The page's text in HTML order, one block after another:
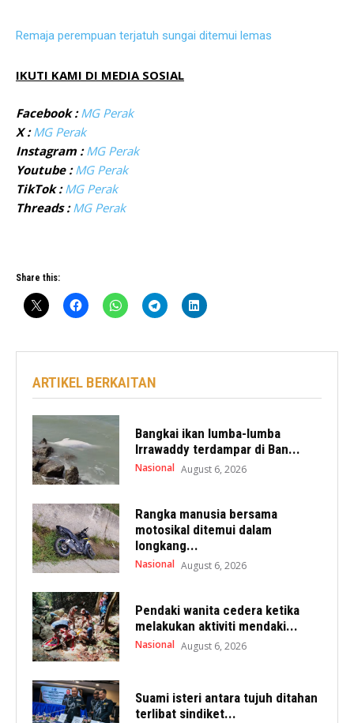
Remaja perempuan terjatuh sungai ditemui lemas
IKUTI KAMI DI MEDIA SOSIAL
Facebook : MG Perak
X : MG Perak
Instagram : MG Perak
Youtube : MG Perak
TikTok : MG Perak
Threads : MG Perak
Share this:
ARTIKEL BERKAITAN
Bangkai ikan lumba-lumba
Irrawaddy terdampar di Ban...
Nasional August 6, 2026
Rangka manusia bersama
motosikal ditemui dalam
longkang...
Nasional August 6, 2026
Pendaki wanita cedera ketika
melakukan aktiviti mendaki...
Nasional August 6, 2026
Suami isteri antara tujuh ditahan
terlibat sindiket...